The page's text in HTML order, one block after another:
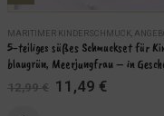
MARITIMER KINDERSCHMUCK
5-teiliges süßes Schmuckset für
blaugrün, Meerjungfrau – in
12,99€ Ursprünglicher
Preis
11,49 €Aktueller